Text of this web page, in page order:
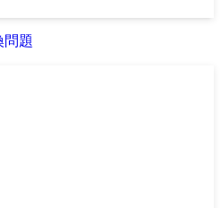
題